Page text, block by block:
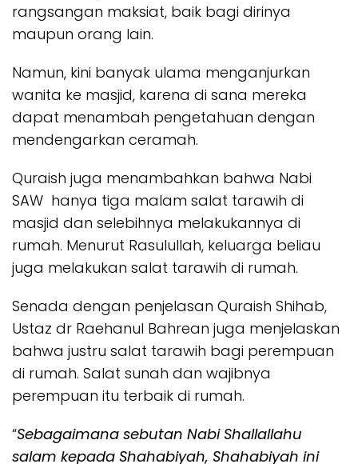
rangsangan maksiat, baik bagi dirinya
maupun orang lain.
Namun, kini banyak ulama menganjurkan
wanita ke masjid, karena di sana mereka
dapat menambah pengetahuan dengan
mendengarkan ceramah.
Quraish juga menambahkan bahwa Nabi
SAW hanya tiga malam salat tarawih di
masjid dan selebihnya melakukannya di
rumah. Menurut Rasulullah, keluarga beliau
juga melakukan salat tarawih di rumah.
Senada dengan penjelasan Quraish Shihab,
Ustaz dr Raehanul Bahrean juga menjelaskan
bahwa justru salat tarawih bagi perempuan
di rumah. Salat sunah dan wajibnya
perempuan itu terbaik di rumah.
“Sebagaimana sebutan Nabi Shallallahu
salam kepada Shahabiyah, Shahabiyah ini